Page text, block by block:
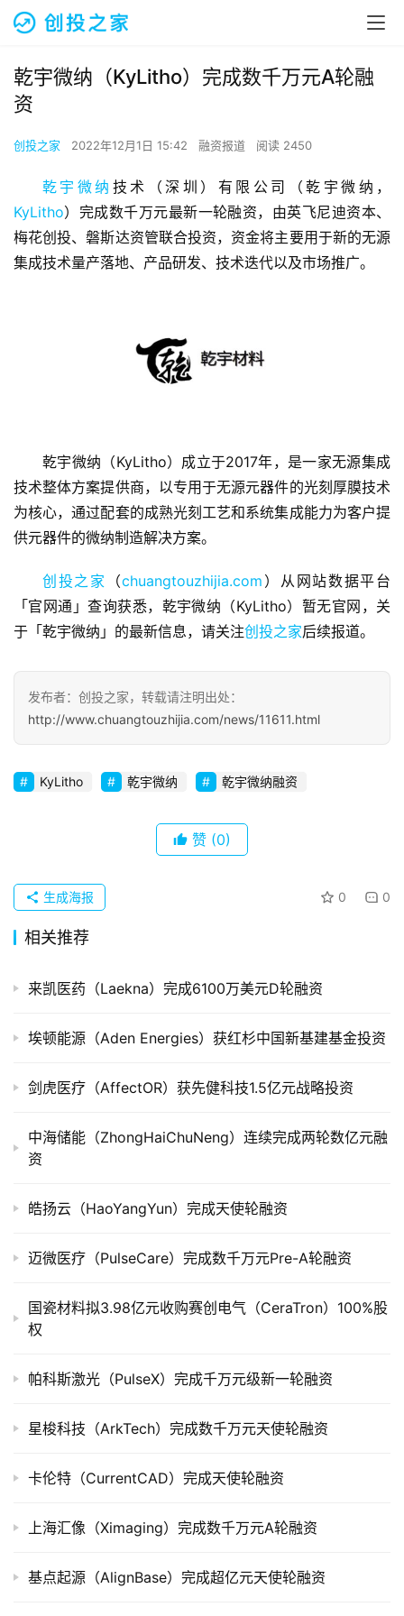
首
页
报
道
业
观
察
初
品
牌
购
组
公
司
市
创
数
据
创
业
院
乾宇微纳（KyLitho）完成数千万元A轮融
资
创投之家 2022年12月1日 15:42 融资报道 阅读 2450
乾宇微纳 技术（深圳）有限公司（乾宇微纳，
KyLitho）完成数千万元最新一轮融资，由英飞尼迪资本、
梅花创投、磐斯达资管联合投资，资金将主要用于新的无源
集成技术量产落地、产品研发、技术迭代以及市场推广。
乾宇微纳（KyLitho）成立于2017年，是一家无源集成
技术整体方案提供商，以专用于无源元器件的光刻厚膜技术
为核心，通过配套的成熟光刻工艺和系统集成能力为客户提
供元器件的微纳制造解决方案。
创投之家 （chuangtouzhijia.com ）从网站数据平台
「官网通」查询获悉，乾宇微纳（KyLitho）暂无官网，关
于「乾宇微纳」的最新信息，请关注创投之家后续报道。
发布者：创投之家，转载请注明出处：
http://www.chuangtouzhijia.com/news/11611.html
KyLitho 乾宇微纳 乾宇微纳融资
赞 (0)
0 0
生成海报
相关推荐
来凯医药（Laekna）完成6100万美元D轮融资
埃顿能源（Aden Energies）获红杉中国新基建基金投资
剑虎医疗（AffectOR）获先健科技1.5亿元战略投资
中海储能（ZhongHaiChuNeng）连续完成两轮数亿元融
资
皓扬云（HaoYangYun）完成天使轮融资
迈微医疗（PulseCare）完成数千万元Pre-A轮融资
国瓷材料拟3.98亿元收购赛创电气（CeraTron）100%股
权
帕科斯激光（PulseX）完成千万元级新一轮融资
星梭科技（ArkTech）完成数千万元天使轮融资
卡伦特（CurrentCAD）完成天使轮融资
上海汇像（Ximaging）完成数千万元A轮融资
基点起源（AlignBase）完成超亿元天使轮融资